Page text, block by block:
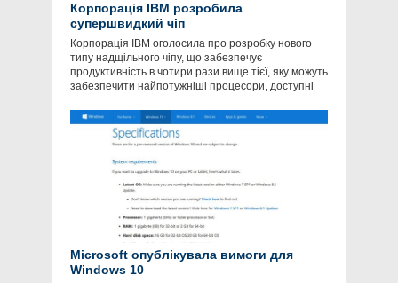
Корпорація IBM розробила
супершвидкий чіп
Корпорація IBM оголосила про розробку нового
типу надщільного чіпу, що забезпечує
продуктивність в чотири рази вище тієї, яку можуть
забезпечити найпотужніші процесори, доступні
Microsoft опублікувала вимоги для
Windows 10